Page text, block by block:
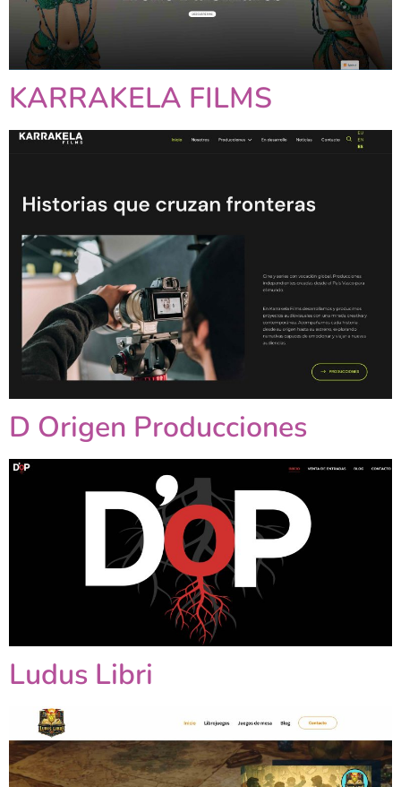
KARRAKELA FILMS
D Origen Producciones
Ludus Libri